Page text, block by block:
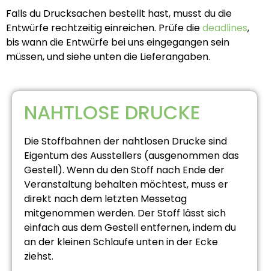
Falls du Drucksachen bestellt hast, musst du die
Entwürfe rechtzeitig einreichen. Prüfe diedeadlines,
bis wann die Entwürfe bei uns eingegangen sein
müssen, und siehe unten die Lieferangaben.
NAHTLOSE DRUCKE
Die Stoffbahnen der nahtlosen Drucke sind
Eigentum des Ausstellers (ausgenommen das
Gestell). Wenn du den Stoff nach Ende der
Veranstaltung behalten möchtest, muss er
direkt nach dem letzten Messetag
mitgenommen werden. Der Stoff lässt sich
einfach aus dem Gestell entfernen, indem du
an der kleinen Schlaufe unten in der Ecke
ziehst.